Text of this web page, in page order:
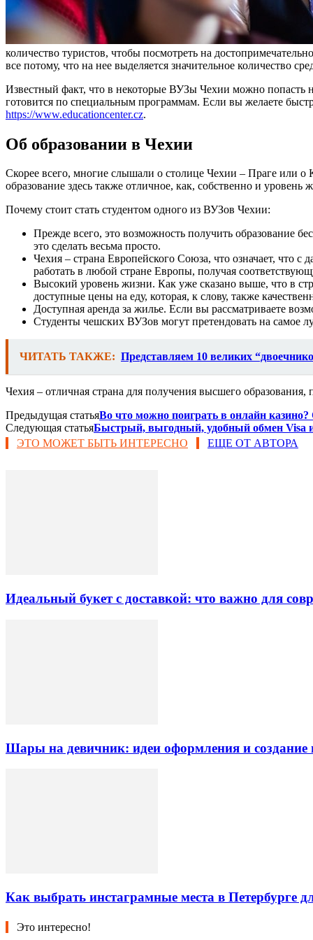
количество туристов, чтобы посмотреть на
все потому, что на нее выделяется значительное количество
Известный факт, что в некоторые ВУЗы Чехии можно попасть
готовится по специальным программам. Если вы желаете
https://www.educationcenter.cz.
Об образовании в Чехии
Скорее всего, многие слышали о столице Чехии – Праге или
образование здесь также отличное, как, собственно и уровень
Почему стоит стать студентом одного из ВУЗов Чехии:
Прежде всего, это возможность получить образование
это сделать весьма просто.
Чехия – страна Европейского Союза, что означает, что
работать в любой стране Европы, получая
Высокий уровень жизни. Как уже сказано выше, что в
доступные цены на еду, которая, к слову, также
Доступная аренда за жилье. Если вы рассматриваете
Студенты чешских ВУЗов могут претендовать на самое
ЧИТАТЬ ТАКЖЕ: Представляем 10 великих
Чехия – отличная страна для получения высшего
Предыдущая статьяВо что можно поиграть в онлайн
Следующая статьяБыстрый, выгодный, удобный обмен Visa
ЭТО МОЖЕТ БЫТЬ ИНТЕРЕСНО
ЕЩЕ ОТ АВТОРА
Идеальный букет с доставкой: что важно для
Шары на девичник: идеи оформления и создание
Как выбрать инстаграмные места в Петербурге
Это интересно!